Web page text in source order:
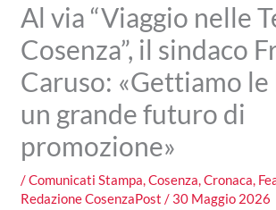
Al via “Viaggio nelle
Cosenza”, il sindaco
Caruso: «Gettiamo le
un grande futuro di
promozione»
/Comunicati Stampa,Cosenza,Cronaca,
Redazione CosenzaPost/ 30 Maggio 2026